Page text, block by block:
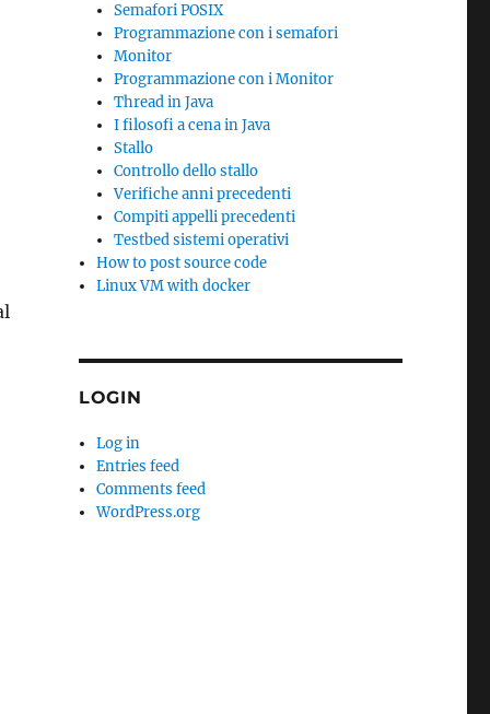
Semafori POSIX
Programmazione con i semafori
Monitor
Programmazione con i Monitor
Thread in Java
I filosofi a cena in Java
Stallo
Controllo dello stallo
Verifiche anni precedenti
Compiti appelli precedenti
Testbed sistemi operativi
How to post source code
Linux VM with docker
LOGIN
Log in
Entries feed
Comments feed
WordPress.org